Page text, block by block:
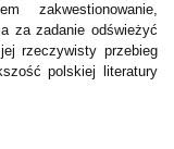
zakwestionowanie,
za zadanie odświeżyć
rzeczywisty przebieg
polskiej literatury